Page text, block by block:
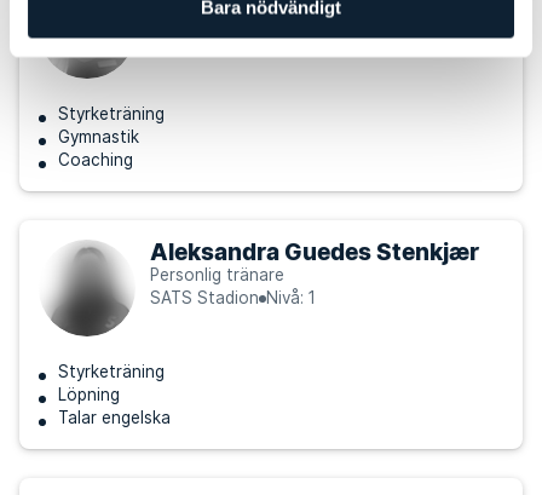
Bara nödvändigt
Personlig tränare
SATS Stadion Nivå: 4
Styrketräning
Gymnastik
Coaching
Aleksandra Guedes Stenkjær
Personlig tränare
SATS Stadion Nivå: 1
Styrketräning
Löpning
Talar engelska